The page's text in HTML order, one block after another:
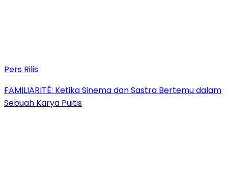
Pers Rilis
FAMILIARITÉ: Ketika Sinema dan Sastra Bertemu dalam
Sebuah Karya Puitis